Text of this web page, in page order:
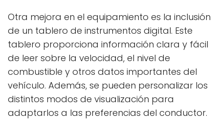
Otra mejora en el equipamiento es la inclusión
de un tablero de instrumentos digital. Este
tablero proporciona información clara y fácil
de leer sobre la velocidad, el nivel de
combustible y otros datos importantes del
vehículo. Además, se pueden personalizar los
distintos modos de visualización para
adaptarlos a las preferencias del conductor.